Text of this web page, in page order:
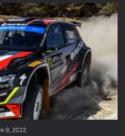
9, 2022